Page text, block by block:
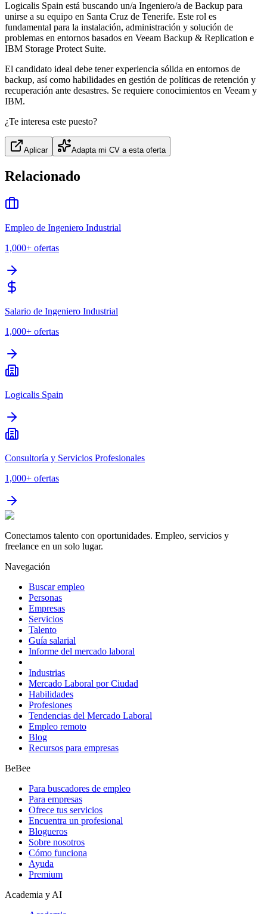
Logicalis Spain está buscando un/a Ingeniero/a de Backup para
unirse a su equipo en Santa Cruz de Tenerife. Este rol es
fundamental para la instalación, administración y solución de
problemas en entornos basados en Veeam Backup & Replication e
IBM Storage Protect Suite.
El candidato ideal debe tener experiencia sólida en entornos de
backup, así como habilidades en gestión de políticas de retención y
recuperación ante desastres. Se requiere conocimientos en Veeam y
IBM.
¿Te interesa este puesto?
Aplicar Adapta mi CV a esta oferta
Relacionado
Empleo de Ingeniero Industrial
1,000+ ofertas
Salario de Ingeniero Industrial
1,000+ ofertas
Logicalis Spain
Consultoría y Servicios Profesionales
1,000+ ofertas
Conectamos talento con oportunidades. Empleo, servicios y
freelance en un solo lugar.
Navegación
Buscar empleo
Personas
Empresas
Servicios
Talento
Guía salarial
Informe del mercado laboral
Industrias
Mercado Laboral por Ciudad
Habilidades
Profesiones
Tendencias del Mercado Laboral
Empleo remoto
Blog
Recursos para empresas
BeBee
Para buscadores de empleo
Para empresas
Ofrece tus servicios
Encuentra un profesional
Blogueros
Sobre nosotros
Cómo funciona
Ayuda
Premium
Academia y AI